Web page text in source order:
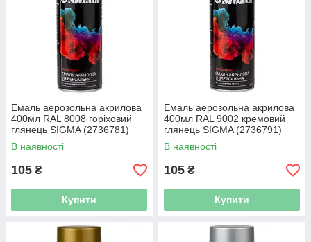
Емаль аерозольна акрилова
400мл RAL 8008 горіховий
глянець SIGMA (2736781)
В наявності
105 ₴
Купити
Емаль аерозольна акрилова
400мл RAL 9002 кремовий
глянець SIGMA (2736791)
В наявності
105 ₴
Купити